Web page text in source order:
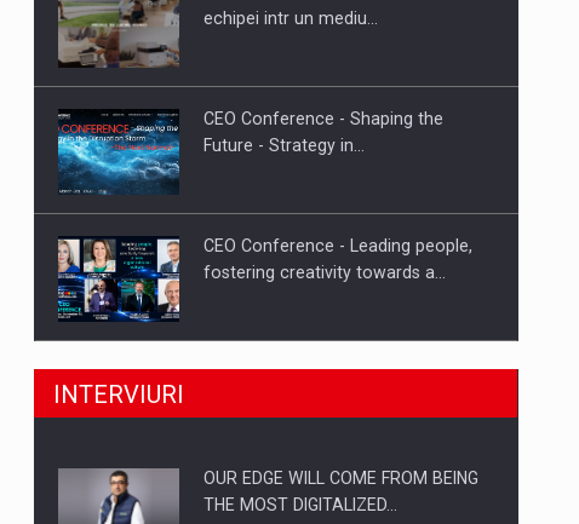
Proteinmaxxing and the Future of
echipei intr un mediu…
CEO Conference - Shaping the
Future - Strategy in…
CEO Conference - Leading people,
fostering creativity towards a…
CEO Conference - Shaping The
Webinar - Business Evolution-
INTERVIURI
OUR EDGE WILL COME FROM BEING
THE MOST DIGITALIZED…